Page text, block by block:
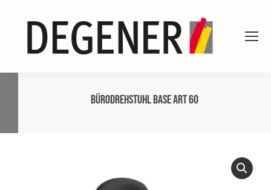
Bürodrehstuhl BASE ART 60